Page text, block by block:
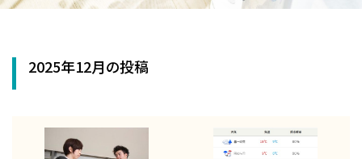
2025年12月の投稿